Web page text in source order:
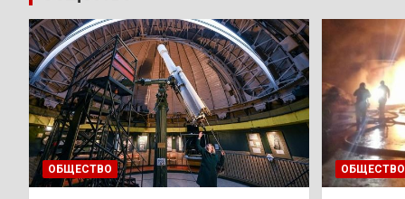
ОБЩЕСТВО ОБЩЕСТВО